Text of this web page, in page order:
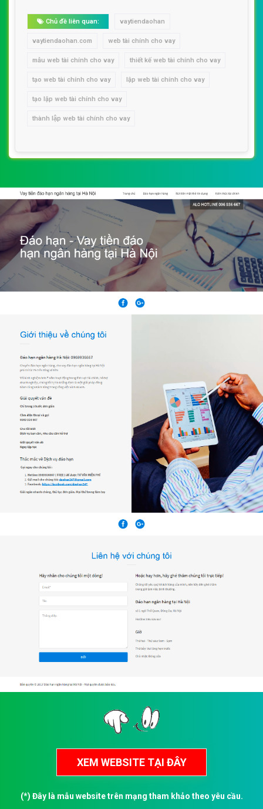
Chủ đề liên quan: vaytiendaohan
vaytiendaohan.com web tài chính cho vay
mẫu web tài chính cho vay thiết kế web tài chính cho vay
tạo web tài chính cho vay lập web tài chính cho vay
tạo lập web tài chính cho vay
thành lập web tài chính cho vay
(*) Đây là mẫu website trên mạng tham khảo theo yêu cầu.